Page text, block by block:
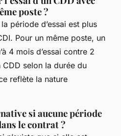
poste ?
période d’essai est plus
Pour un même poste, un
4 mois d’essai contre 2
CDD selon la durée du
reflète la nature
si aucune période
le contrat ?